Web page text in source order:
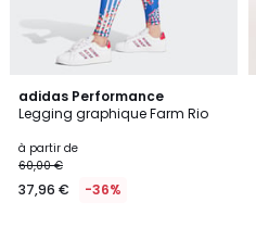
adidas Performance
Legging graphique Farm Rio
à partir de
60,00 €
37,96 € -36%
4,2
/ 5